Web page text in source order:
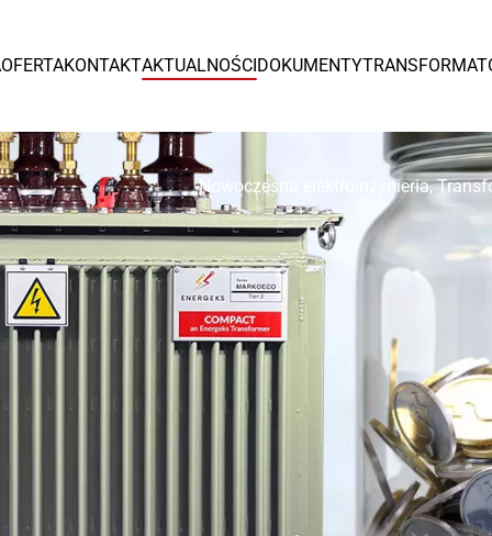
OFERTAKONTAKTAKTUALNOŚCIDOKUMENTY
Czytaj więcej >
España
Nowoczesna elektroinżynieria,